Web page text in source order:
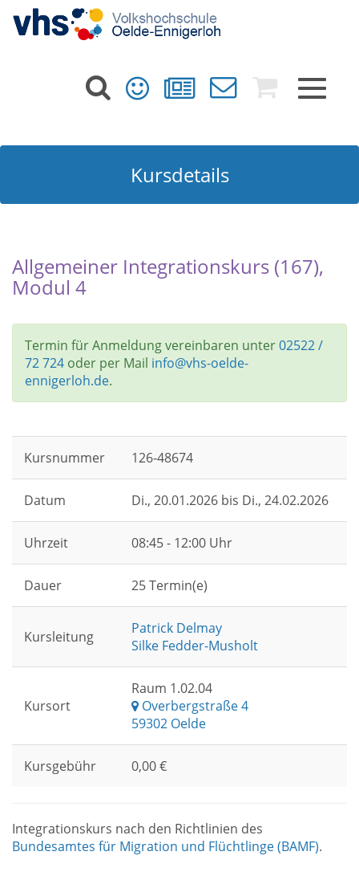
Toggle
Kursdetails
Allgemeiner Integrationskurs (167),
Modul 4
Termin für Anmeldung vereinbaren unter02522 /
72 724 oder per Mail info@vhs-oelde-
ennigerloh.de.
Kursnummer 126-48674
Datum Di., 20.01.2026 bis Di., 24.02.2026
Uhrzeit 08:45 - 12:00 Uhr
Dauer 25 Termin(e)
Kursleitung
Patrick Delmay
Silke Fedder-Musholt
Kursort
Raum 1.02.04
Overbergstraße 4
59302 Oelde
Kursgebühr 0,00 €
Integrationskurs nach den Richtlinien des
Bundesamtes für Migration und Flüchtlinge (BAMF).